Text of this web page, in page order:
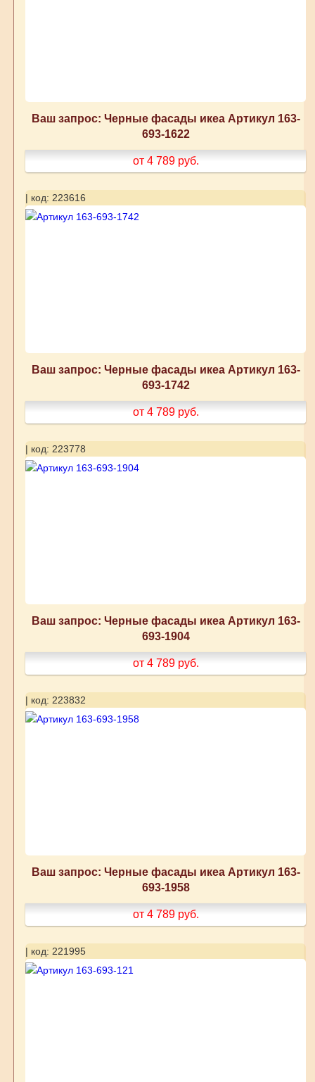
Ваш запрос: Черные фасады икеа Артикул 163-
693-1622
от 4 789 руб.
| код: 223616
Ваш запрос: Черные фасады икеа Артикул 163-
693-1742
от 4 789 руб.
| код: 223778
Ваш запрос: Черные фасады икеа Артикул 163-
693-1904
от 4 789 руб.
| код: 223832
Ваш запрос: Черные фасады икеа Артикул 163-
693-1958
от 4 789 руб.
| код: 221995